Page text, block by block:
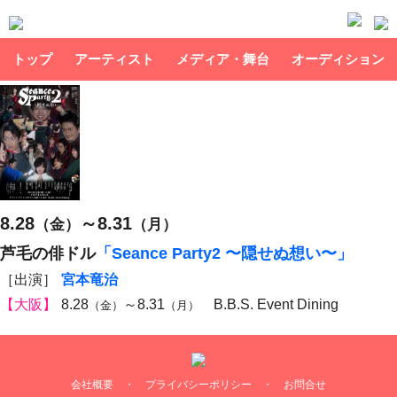
トップ アーティスト メディア・舞台 オーディション
8.28 （金） ～8.31 （月）
芦毛の俳ドル「Seance Party2 〜隠せぬ想い〜」
［出演］
宮本竜治
【大阪】
8.28 （金） ～8.31 （月） B.B.S. Event Dining
会社概要 ・ プライバシーポリシー ・ お問合せ